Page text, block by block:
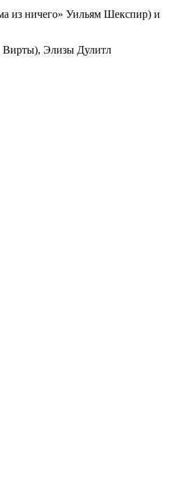
из ничего» Уильям Шекспир) и
Вирты), Элизы Дулитл